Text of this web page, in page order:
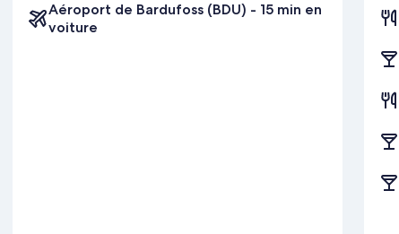
Aéroport de Bardufoss (BDU) - 15 min en
voiture